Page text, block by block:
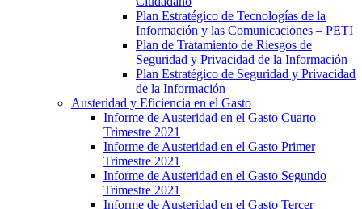
Plan Estratégico de Tecnologías de la
Información y las Comunicaciones – PETI
Plan de Tratamiento de Riesgos de
Seguridad y Privacidad de la Información
Plan Estratégico de Seguridad y Privacidad
de la Información
Austeridad y Eficiencia en el Gasto
Informe de Austeridad en el Gasto Cuarto
Trimestre 2021
Informe de Austeridad en el Gasto Primer
Trimestre 2021
Informe de Austeridad en el Gasto Segundo
Trimestre 2021
Informe de Austeridad en el Gasto Tercer